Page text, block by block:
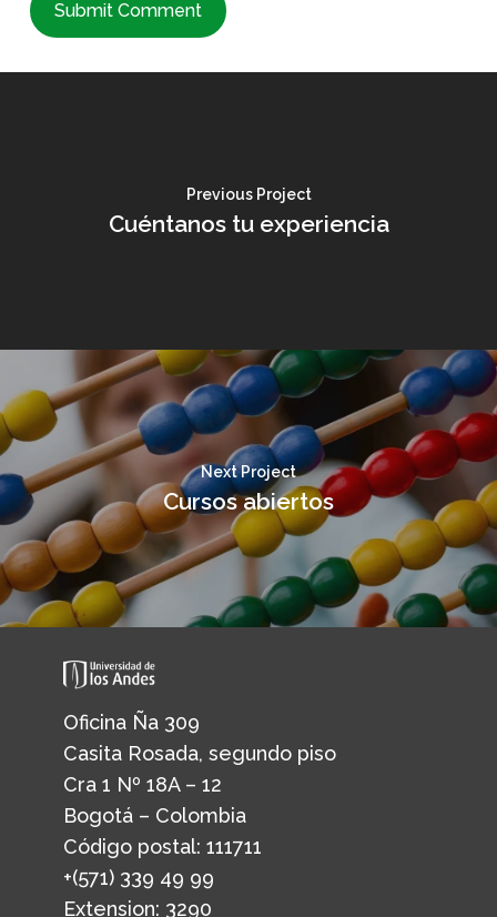
Previous Project
Cuéntanos tu experiencia
Next Project
Cursos abiertos
Oficina Ña 309
Casita Rosada, segundo piso
Cra 1 Nº 18A – 12
Bogotá – Colombia
Código postal: 111711
+(571) 339 49 99
Extension: 3290